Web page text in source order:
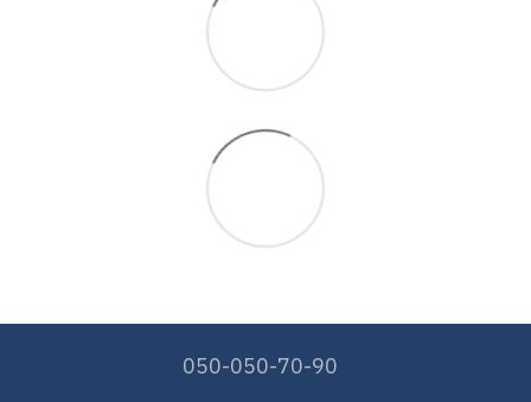
050-050-70-90